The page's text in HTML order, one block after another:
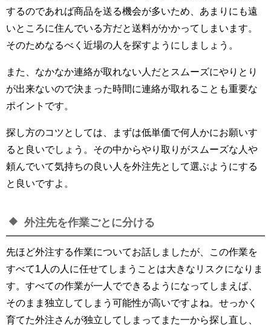
するのであれば商品を送る機会が多いため、あまりにも遠
いところに住んでいる方だと送料がかかってしまいます。
そのためなるべく近場の人を探すようにしましょう。
また、なかなか連絡が取れない人だとスムーズにやりとり
が出来ないので決まった時間に連絡が取れることも重要な
ポイントです。
探し方のコツとしては、まずは低単価で何人かにお願いす
ると良いでしょう。その中からやり取りがスムーズな人や
頼んでいて気持ちの良い人を外注先として選ぶようにする
と良いですよ。
外注先を作業ごとに分ける
先ほど外注する作業についてお話しましたが、この作業を
すべて1人の人に任せてしまうことは大きなリスクになりま
す。すべての作業が一人でできるようになってしまえば、
そのまま独立してしまう可能性が高いですよね。せっかく
育てた外注さんが独立してしまってまた一から探し直し、